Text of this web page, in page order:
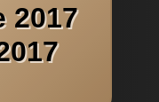
2017